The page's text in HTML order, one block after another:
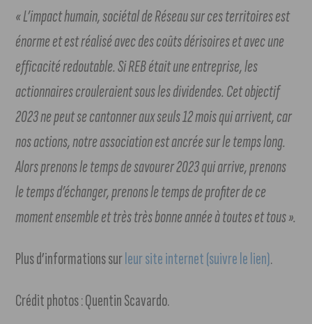
« L’impact humain, sociétal de Réseau sur ces territoires est
énorme et est réalisé avec des coûts dérisoires et avec une
efficacité redoutable. Si REB était une entreprise, les
actionnaires crouleraient sous les dividendes. Cet objectif
2023 ne peut se cantonner aux seuls 12 mois qui arrivent, car
nos actions, notre association est ancrée sur le temps long.
Alors prenons le temps de savourer 2023 qui arrive, prenons
le temps d’échanger, prenons le temps de profiter de ce
moment ensemble et très très bonne année à toutes et tous ».
Plus d’informations surleur site internet (suivre le lien).
Crédit photos : Quentin Scavardo.